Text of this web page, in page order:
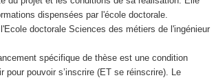
dispensées par l'école doctorale.
doctorale Sciences des métiers de l'ingénieur
spécifique de thèse est une condition
pour pouvoir s’inscrire (ET se réinscrire). Le